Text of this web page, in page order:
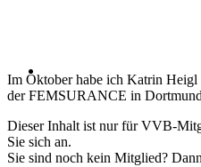
Im Oktober habe ich Katrin
der FEMSURANCE in
Dieser Inhalt ist nur für VVB-
Sie sich an.
Sie sind noch kein Mitglied?